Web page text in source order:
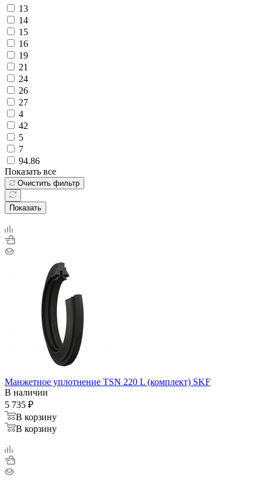
13
14
15
16
19
21
24
26
27
4
42
5
7
94.86
Показать все
Очистить фильтр
Показать
Манжетное уплотнение TSN 220 L (комплект) SKF
В наличии
5 735 ₽
В корзину
В корзину